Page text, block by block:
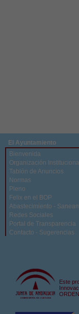
El Ayuntamiento
Bienvenida
Organización Institucional
Tablón de Anuncios
Normas
Pleno
Felix en el BOP
Abastecimiento -
Redes Sociales
Portal de Transparencia
Contacto - Sugerencias
Este